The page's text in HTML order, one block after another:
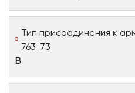
Тип присоединения к
763-73
В